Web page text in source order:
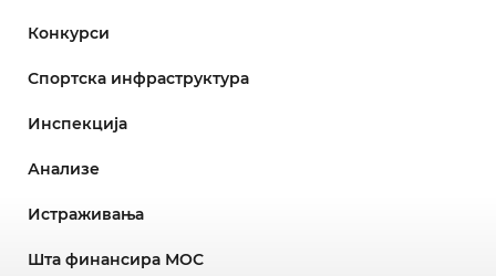
Конкурси
Спортска инфраструктура
Инспекција
Анализе
Истраживања
Шта финансира МОС